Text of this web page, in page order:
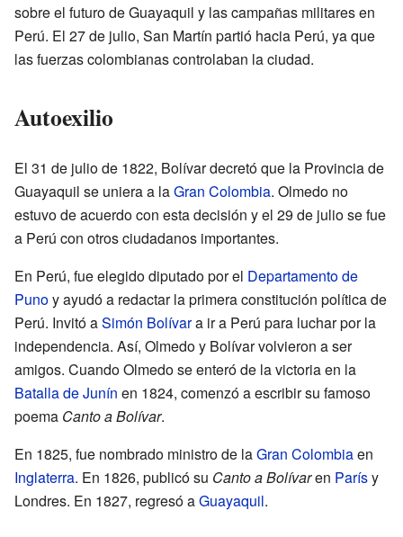
sobre el futuro de Guayaquil y las campañas militares en
Perú. El 27 de julio, San Martín partió hacia Perú, ya que
las fuerzas colombianas controlaban la ciudad.
Autoexilio
El 31 de julio de 1822, Bolívar decretó que la Provincia de
Guayaquil se uniera a laGran Colombia. Olmedo no
estuvo de acuerdo con esta decisión y el 29 de julio se fue
a Perú con otros ciudadanos importantes.
En Perú, fue elegido diputado por el Departamento de
Punoy ayudó a redactar la primera constitución política de
Perú. Invitó aSimón Bolívara ir a Perú para luchar por la
independencia. Así, Olmedo y Bolívar volvieron a ser
amigos. Cuando Olmedo se enteró de la victoria en la
Batalla de Junín en 1824, comenzó a escribir su famoso
poema Canto a Bolívar.
En 1825, fue nombrado ministro de laGran Colombiaen
Inglaterra. En 1826, publicó su Canto a Bolívaren Parísy
Londres. En 1827, regresó aGuayaquil.